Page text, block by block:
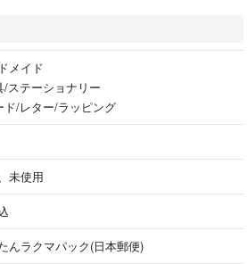
メイド
/ステーショナリー
ド/レター/ラッピング
未使用
んラクマパック(日本郵便)